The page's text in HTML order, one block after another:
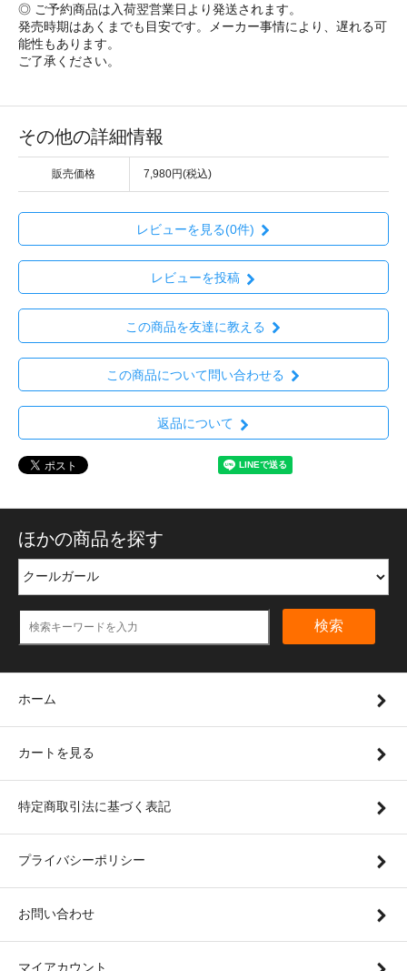
◎ ご予約商品は入荷翌営業日より発送されます。
発売時期はあくまでも目安です。メーカー事情により、遅れる可
能性もあります。
ご了承ください。
その他の詳細情報
販売価格 7,980円(税込)
レビューを見る(0件)
レビューを投稿
この商品を友達に教える
この商品について問い合わせる
返品について
ほかの商品を探す
検索
ホーム
カートを見る
特定商取引法に基づく表記
プライバシーポリシー
お問い合わせ
マイアカウント